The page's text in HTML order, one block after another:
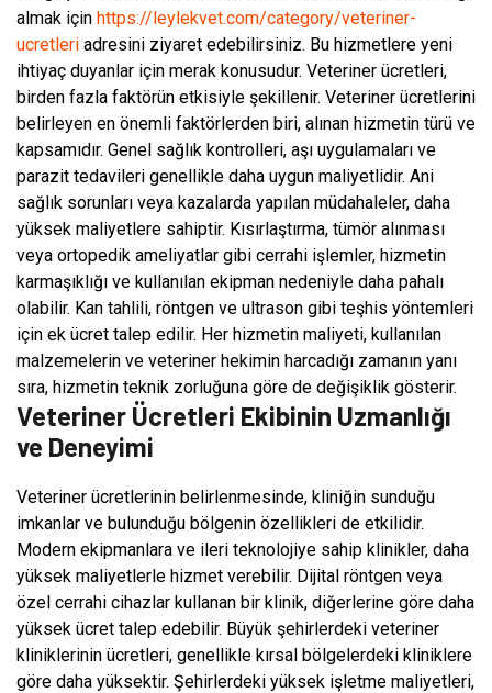
almak için https://leylekvet.com/category/veteriner-
ucretleri adresini ziyaret edebilirsiniz. Bu hizmetlere yeni
ihtiyaç duyanlar için merak konusudur. Veteriner ücretleri,
birden fazla faktörün etkisiyle şekillenir. Veteriner ücretlerini
belirleyen en önemli faktörlerden biri, alınan hizmetin türü ve
kapsamıdır. Genel sağlık kontrolleri, aşı uygulamaları ve
parazit tedavileri genellikle daha uygun maliyetlidir. Ani
sağlık sorunları veya kazalarda yapılan müdahaleler, daha
yüksek maliyetlere sahiptir. Kısırlaştırma, tümör alınması
veya ortopedik ameliyatlar gibi cerrahi işlemler, hizmetin
karmaşıklığı ve kullanılan ekipman nedeniyle daha pahalı
olabilir. Kan tahlili, röntgen ve ultrason gibi teşhis yöntemleri
için ek ücret talep edilir. Her hizmetin maliyeti, kullanılan
malzemelerin ve veteriner hekimin harcadığı zamanın yanı
sıra, hizmetin teknik zorluğuna göre de değişiklik gösterir.
Veteriner Ücretleri Ekibinin Uzmanlığı
ve Deneyimi
Veteriner ücretlerinin belirlenmesinde, kliniğin sunduğu
imkanlar ve bulunduğu bölgenin özellikleri de etkilidir.
Modern ekipmanlara ve ileri teknolojiye sahip klinikler, daha
yüksek maliyetlerle hizmet verebilir. Dijital röntgen veya
özel cerrahi cihazlar kullanan bir klinik, diğerlerine göre daha
yüksek ücret talep edebilir. Büyük şehirlerdeki veteriner
kliniklerinin ücretleri, genellikle kırsal bölgelerdeki kliniklere
göre daha yüksektir. Şehirlerdeki yüksek işletme maliyetleri,